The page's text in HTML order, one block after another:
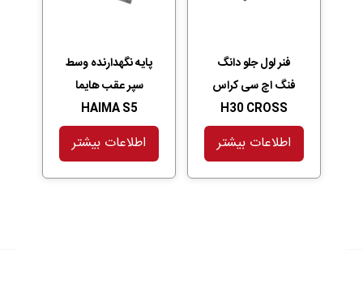
فنر لول جلو دانگ
فنگ اچ سی کراس
H30 CROSS
اطلاعات بیشتر
پایه نگهدارنده وسط
سپر عقب هایما
HAIMA S5
اطلاعات بیشتر